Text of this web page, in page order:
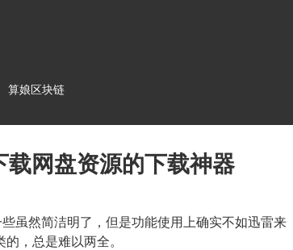
算娘区块链
网盘资源的下载神器
虽然简洁明了，但是功能使用上确实不如迅雷来
，总是难以两全。